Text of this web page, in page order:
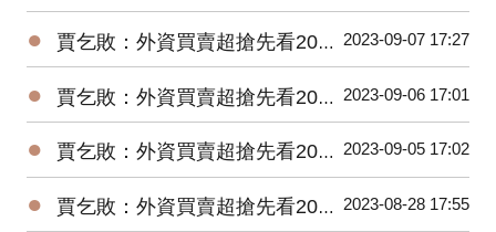
● 賈乞敗：外資買賣超搶先看20230907 2023-09-07 17:27
● 賈乞敗：外資買賣超搶先看20230906 2023-09-06 17:01
● 賈乞敗：外資買賣超搶先看20230905 2023-09-05 17:02
● 賈乞敗：外資買賣超搶先看20230828 2023-08-28 17:55